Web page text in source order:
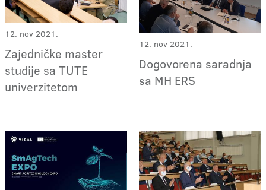
12. nov 2021.
Zajedničke master
studije sa TUTE
univerzitetom
12. nov 2021.
Dogovorena saradnja
sa MH ERS